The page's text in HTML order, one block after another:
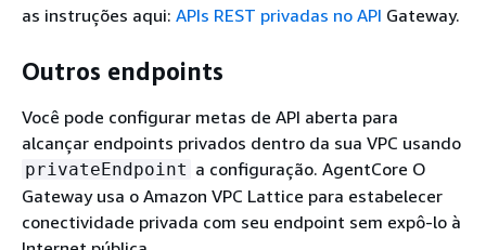
as instruções aqui: APIs REST privadas no API Gateway.
Outros endpoints
Você pode configurar metas de API aberta para
alcançar endpoints privados dentro da sua VPC usando
privateEndpoint a configuração. AgentCore O
Gateway usa o Amazon VPC Lattice para estabelecer
conectividade privada com seu endpoint sem expô-lo à